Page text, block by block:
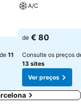
11
A/C
de € 80
Consulte os preços
13 sites
Ver preços